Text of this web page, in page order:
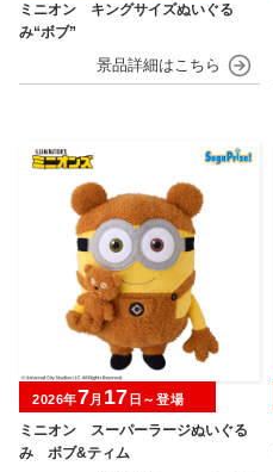
ミニオン キングサイズぬいぐる
み“ボブ”
ミニオン スーパーラージぬいぐる
み ボブ&ティム
2026年7月 17 日～登場